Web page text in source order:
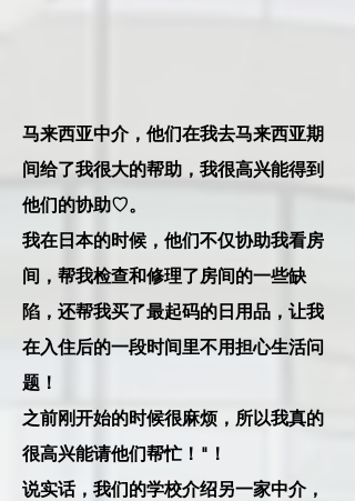
马来西亚中介，他们在我去马来西亚期
间给了我很大的帮助，我很高兴能得到
他们的协助♡。
我在日本的时候，他们不仅协助我看房
间，帮我检查和修理了房间的一些缺
陷，还帮我买了最起码的日用品，让我
在入住后的一段时间里不用担心生活问
题！
之前刚开始的时候很麻烦，所以我真的
很高兴能请他们帮忙！"！
说实话，我们的学校介绍另一家中介，